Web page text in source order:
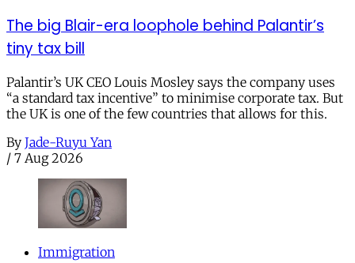
The big Blair-era loophole behind Palantir’s
tiny tax bill
Palantir’s UK CEO Louis Mosley says the company uses
“a standard tax incentive” to minimise corporate tax. But
the UK is one of the few countries that allows for this.
By Jade-Ruyu Yan
/ 7 Aug 2026
Immigration